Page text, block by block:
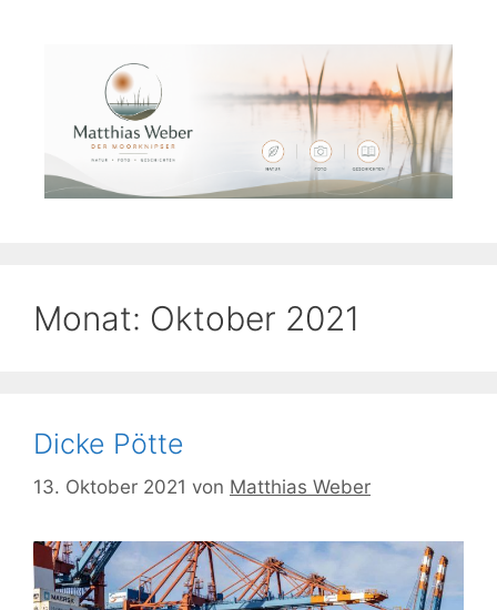
Monat: Oktober 2021
Dicke Pötte
13. Oktober 2021 von Matthias Weber